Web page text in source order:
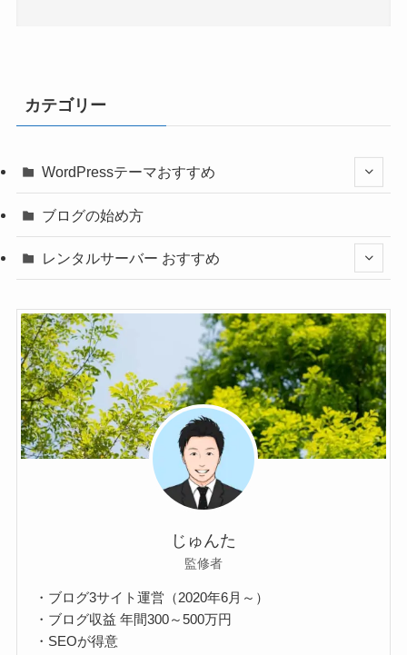
カテゴリー
WordPressテーマおすすめ
ブログの始め方
レンタルサーバー おすすめ
じゅんた
監修者
・ブログ3サイト運営（2020年6月～）
・ブログ収益 年間300～500万円
・SEOが得意